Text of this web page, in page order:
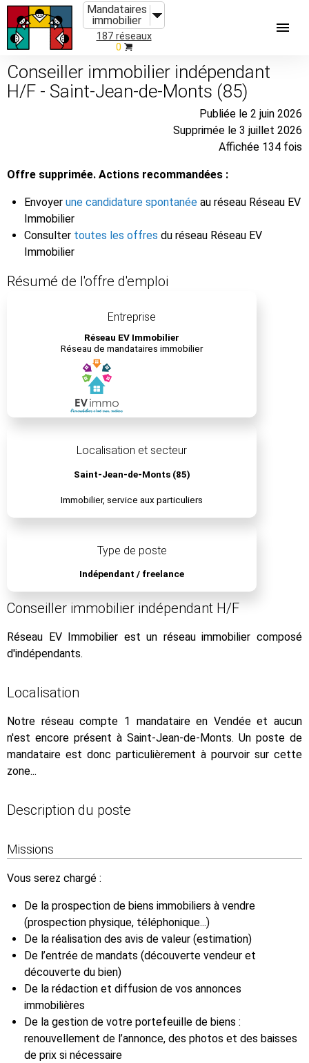
Mandataires
immobilier
187 réseaux
0
Conseiller immobilier indépendant
H/F - Saint-Jean-de-Monts (85)
Publiée le 2 juin 2026
Supprimée le 3 juillet 2026
Affichée 134 fois
Offre supprimée. Actions recommandées :
Envoyer une candidature spontanée au réseau Réseau EV
Immobilier
Consulter toutes les offres du réseau Réseau EV
Immobilier
Résumé de l'offre d'emploi
Entreprise
Réseau EV Immobilier
Réseau de mandataires immobilier
Localisation et secteur
Saint-Jean-de-Monts (85)
Immobilier, service aux particuliers
Type de poste
Indépendant / freelance
Conseiller immobilier indépendant H/F
Réseau EV Immobilier est un réseau immobilier composé
d'indépendants.
Localisation
Notre réseau compte 1 mandataire en Vendée et aucun
n'est encore présent à Saint-Jean-de-Monts. Un poste de
mandataire est donc particulièrement à pourvoir sur cette
zone...
Description du poste
Missions
Vous serez chargé :
De la prospection de biens immobiliers à vendre
(prospection physique, téléphonique...)
De la réalisation des avis de valeur (estimation)
De l’entrée de mandats (découverte vendeur et
découverte du bien)
De la rédaction et diffusion de vos annonces
immobilières
De la gestion de votre portefeuille de biens :
renouvellement de l’annonce, des photos et des baisses
de prix si nécessaire